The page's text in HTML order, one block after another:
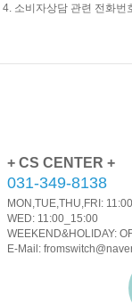
4. 소비자상담 관련 전화번
+ CS CENTER +
031-349-8138
MON,TUE,THU,FRI:
WED: 11:00_15:00
WEEKEND&HOLIDAY:
E-Mail: